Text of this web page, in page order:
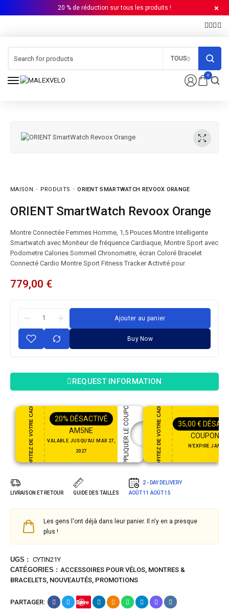
20 % de réduction sur tous les produits !
0
TOUS
MAISON PRODUITS ORIENT SMARTWATCH REVOOX ORANGE
ORIENT SmartWatch Revoox Orange
Montre Connectée Femmes Homme, 1,5 Pouces Montre Intelligente
Smartwatch avec Moniteur de fréquence Cardiaque, Montre Sport avec
Podometre Calories Sommeil Chronometre, écran Coloré Bracelet
Connecté Cardio Montre Sport Fitness Tracker Activité pour
779,00 €
Ajouter au panier
Buy Now
REQUEST INFORMATION
PROFITEZ DE VOTRE CADEAU 20% DÉSACTIVÉ
AM5NE
VALABLE JUSQU'AU MAR 27,
2027
APPLIQUER LE COUPON PROFITEZ DE VOTRE CADEAU 35,00 €
COUPON35
N'EXPIRE
LIVRAISON ET RETOUR GUIDE DES TAILLES
2 - DAY DELIVERY
AOÛT 11 AOÛT 15
Les gens l'ont déjà dans leur panier. Il n'y en a presque
plus !
UGS : CYTIN21Y
CATÉGORIES : ACCESSOIRES POUR VÉLOS, MONTRES &
BRACELETS, NOUVEAUTÉS, PROMOTIONS
PARTAGER: Save